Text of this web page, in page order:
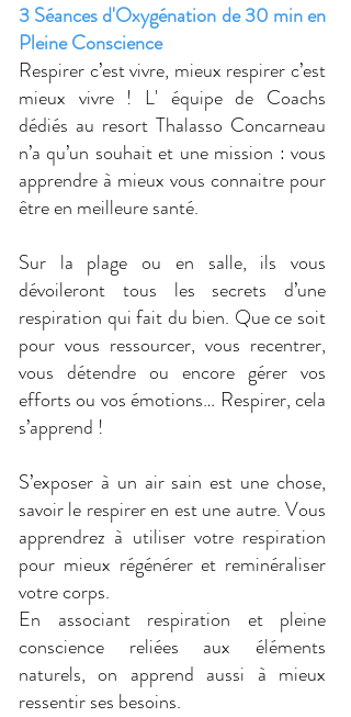
3 Séances d'Oxygénation de 30 min en
Pleine Conscience
Respirer c’est vivre, mieux respirer c’est
mieux vivre ! L' équipe de Coachs
dédiés au resort Thalasso Concarneau
n’a qu’un souhait et une mission : vous
apprendre à mieux vous connaitre pour
être en meilleure santé.
Sur la plage ou en salle, ils vous
dévoileront tous les secrets d’une
respiration qui fait du bien. Que ce soit
pour vous ressourcer, vous recentrer,
vous détendre ou encore gérer vos
efforts ou vos émotions… Respirer, cela
s’apprend !
S’exposer à un air sain est une chose,
savoir le respirer en est une autre. Vous
apprendrez à utiliser votre respiration
pour mieux régénérer et reminéraliser
votre corps.
En associant respiration et pleine
conscience reliées aux éléments
naturels, on apprend aussi à mieux
ressentir ses besoins.